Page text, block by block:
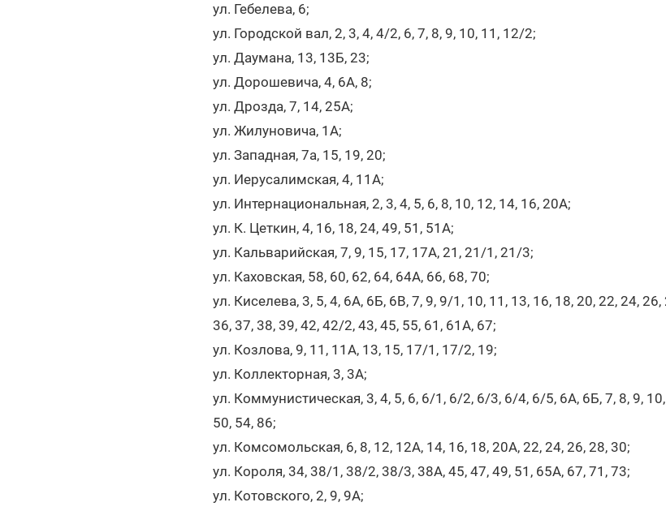
ул. Гебелева, 6;
ул. Городской вал, 2, 3, 4, 4/2, 6, 7, 8, 9, 10, 11, 12/2;
ул. Даумана, 13, 13Б, 23;
ул. Дорошевича, 4, 6А, 8;
ул. Дрозда, 7, 14, 25А;
ул. Жилуновича, 1А;
ул. Западная, 7а, 15, 19, 20;
ул. Иерусалимская, 4, 11А;
ул. Интернациональная, 2, 3, 4, 5, 6, 8, 10, 12, 14, 16, 20А;
ул. К. Цеткин, 4, 16, 18, 24, 49, 51, 51А;
ул. Кальварийская, 7, 9, 15, 17, 17А, 21, 21/1, 21/3;
ул. Каховская, 58, 60, 62, 64, 64А, 66, 68, 70;
ул. Киселева, 3, 5, 4, 6А, 6Б, 6В, 7, 9, 9/1, 10, 11, 13, 16, 18, 20, 22, 24,
36, 37, 38, 39, 42, 42/2, 43, 45, 55, 61, 61А, 67;
ул. Козлова, 9, 11, 11А, 13, 15, 17/1, 17/2, 19;
ул. Коллекторная, 3, 3А;
ул. Коммунистическая, 3, 4, 5, 6, 6/1, 6/2, 6/3, 6/4, 6/5, 6А, 6Б, 7, 8, 9,
50, 54, 86;
ул. Комсомольская, 6, 8, 12, 12А, 14, 16, 18, 20А, 22, 24, 26, 28, 30;
ул. Короля, 34, 38/1, 38/2, 38/3, 38А, 45, 47, 49, 51, 65А, 67, 71, 73;
ул. Котовского, 2, 9, 9А;